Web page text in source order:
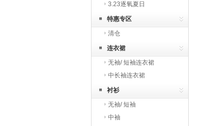
3.23逐氧夏日
特惠专区
清仓
连衣裙
无袖/ 短袖连衣裙
中长袖连衣裙
衬衫
无袖/ 短袖
中袖